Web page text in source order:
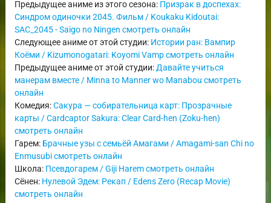
Предыдущее аниме из этого сезона: Призрак в доспехах:
Синдром одиночки 2045. Фильм / Koukaku Kidoutai:
SAC_2045 - Saigo no Ningen смотреть онлайн
Следующее аниме от этой студии: Истории ран: Вампир
Коёми / Kizumonogatari: Koyomi Vamp смотреть онлайн
Предыдущее аниме от этой студии: Давайте учиться
манерам вместе / Minna to Manner wo Manabou смотреть
онлайн
Комедия:Сакура — собирательница карт: Прозрачные
карты / Cardcaptor Sakura: Clear Card-hen (Zoku-hen)
смотреть онлайн
Гарем: Брачные узы с семьёй Амагами / Amagami-san Chi no
Enmusubi смотреть онлайн
Школа: Псевдогарем / Giji Harem смотреть онлайн
Сёнен: Нулевой Эдем: Рекап / Edens Zero (Recap Movie)
смотреть онлайн